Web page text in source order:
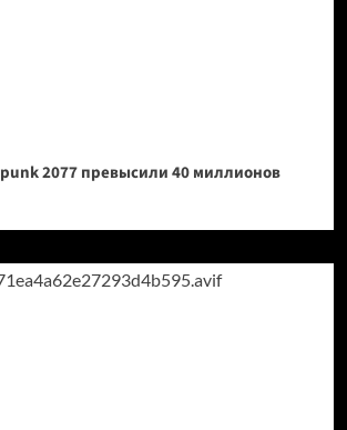
2077 превысили 40 миллионов